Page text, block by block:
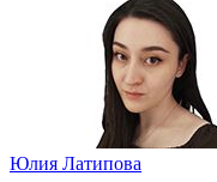
Юлия Латипова